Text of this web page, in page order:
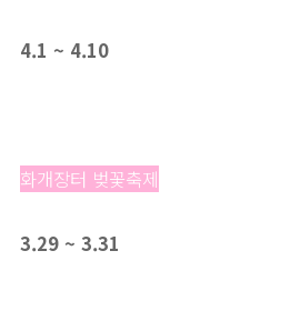
4.1 ~ 4.10
화개장터 벚꽃축제
3.29 ~ 3.31